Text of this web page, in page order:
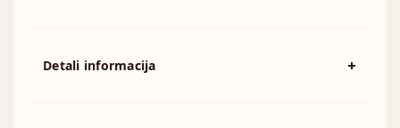
Detali informacija